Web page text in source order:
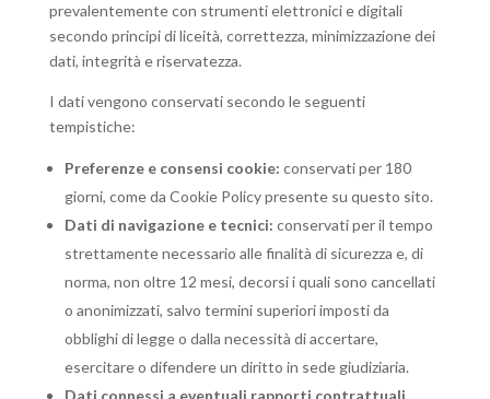
prevalentemente con strumenti elettronici e digitali
secondo principi di liceità, correttezza, minimizzazione dei
dati, integrità e riservatezza.
I dati vengono conservati secondo le seguenti
tempistiche:
Preferenze e consensi cookie: conservati per 180
giorni, come da Cookie Policy presente su questo sito.
Dati di navigazione e tecnici: conservati per il tempo
strettamente necessario alle finalità di sicurezza e, di
norma, non oltre 12 mesi, decorsi i quali sono cancellati
o anonimizzati, salvo termini superiori imposti da
obblighi di legge o dalla necessità di accertare,
esercitare o difendere un diritto in sede giudiziaria.
Dati connessi a eventuali rapporti contrattuali